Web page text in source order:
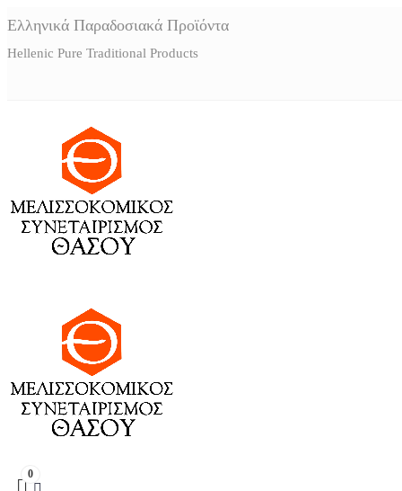
Ελληνικά Παραδοσιακά Προϊόντα
Hellenic Pure Traditional Products
0